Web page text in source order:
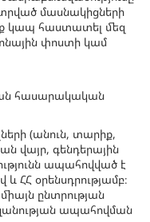
մասնակիցների
կապ հաստատել մեզ
փոստի կամ
հասարակական
(անուն, տարիք,
վայր, գենդերային
ապահովված է
ՀՀ օրենսդրությամբ։
ընտրության
ապահովման